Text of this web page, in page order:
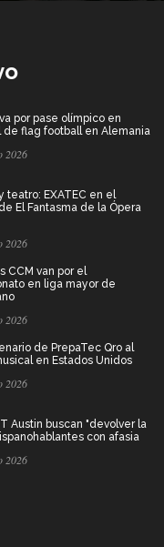
por pase olímpico en
de flag football en Alemania
2026
teatro: EXATEC en el
El Fantasma de la Ópera
2026
CCM van por el
en liga mayor de
2026
de PrepaTec Qro al
en Estados Unidos
2026
Austin buscan "devolver la
con afasia
2026